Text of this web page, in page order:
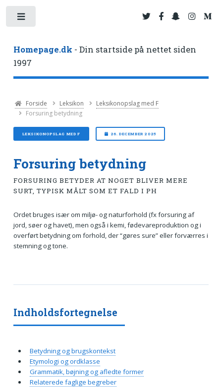
Homepage.dk - Din startside på nettet siden
1997
Forside Leksikon
Leksikonopslag med F
Forsuring betydning
LEKSIKONOPSLAG MED F 26. DECEMBER 2025
Forsuring betydning
FORSURING BETYDER AT NOGET BLIVER MERE
SURT, TYPISK MÅLT SOM ET FALD I PH
Ordet bruges især om miljø- og naturforhold (fx forsuring af
jord, søer og havet), men også i kemi, fødevareproduktion og i
overført betydning om forhold, der “gøres sure” eller forværres i
stemning og tone.
Indholdsfortegnelse
Betydning og brugskontekst
Etymologi og ordklasse
Grammatik, bøjning og afledte former
Relaterede faglige begreber